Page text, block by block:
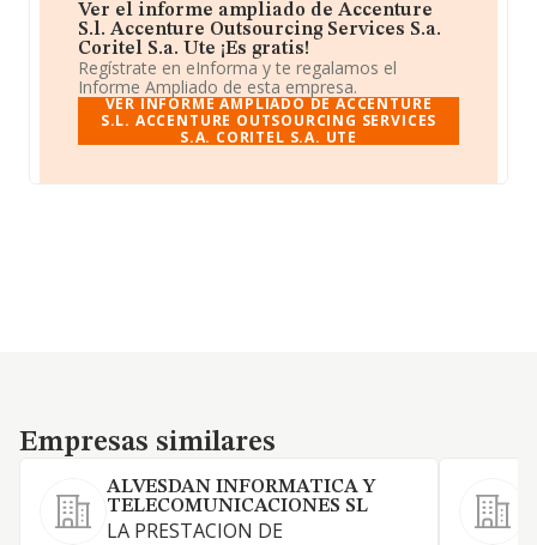
Ver el informe ampliado de Accenture
S.l. Accenture Outsourcing Services S.a.
Coritel S.a. Ute ¡Es gratis!
Regístrate en eInforma y te regalamos el
Informe Ampliado de esta empresa.
VER INFORME AMPLIADO DE ACCENTURE
S.L. ACCENTURE OUTSOURCING SERVICES
S.A. CORITEL S.A. UTE
Empresas similares
Empresas similares
ALVESDAN INFORMATICA Y
TELECOMUNICACIONES SL
LA PRESTACION DE